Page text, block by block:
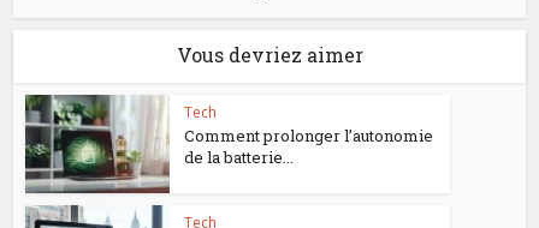
Vous devriez aimer
Tech
Comment prolonger l’autonomie
de la batterie...
Tech